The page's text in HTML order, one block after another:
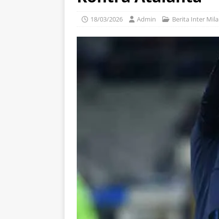
18/03/2026 Admin Berita Inter